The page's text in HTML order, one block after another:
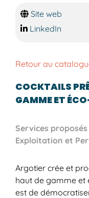
Site web
LinkedIn
Retour au
COCKTAILS
GAMME ET
Services
Exploitation et
Argotier crée et
haut de gamme et
est de